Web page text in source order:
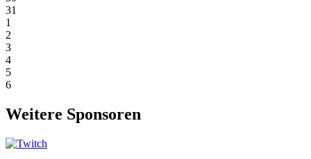
31
1
2
3
4
5
6
Weitere Sponsoren